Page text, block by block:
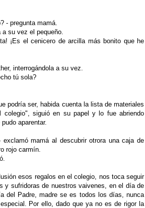
- pregunta mamá.
a su vez el pequeño.
¡Es el cenicero de arcilla más bonito que he
interrogándola a su vez.
tú sola?
podría ser, habida cuenta la lista de materiales
colegio", siguió en su papel y lo fue abriendo
aparentar.
mamá al descubrir otrora una caja de
rojo carmín.
esos regalos en el colegio, nos toca seguir
y sufridoras de nuestros vaivenes, en el día de
del Padre, madre se es todos los días, nunca
Por ello, dado que ya no es de rigor la